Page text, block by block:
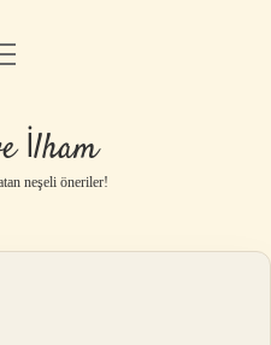
İlham
neşeli öneriler!